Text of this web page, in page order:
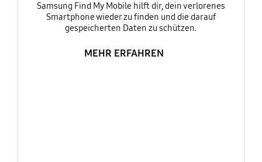
Samsung Find My Mobile hilft dir, dein verlorenes
Smartphone wieder zu finden und die darauf
gespeicherten Daten zu schützen.
MEHR ERFAHREN